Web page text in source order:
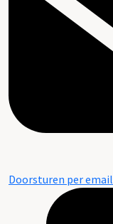
Doorsturen per email